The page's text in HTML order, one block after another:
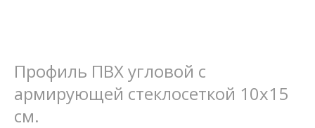
Профиль ПВХ угловой с
армирующей стеклосеткой 10х15
см.